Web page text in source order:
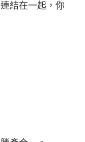
結在一起，你